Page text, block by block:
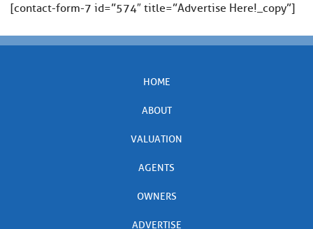
[contact-form-7 id=”574″ title=”Advertise Here!_copy”]
HOME
ABOUT
VALUATION
AGENTS
OWNERS
ADVERTISE